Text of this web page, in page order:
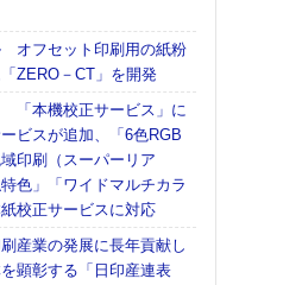
オフセット印刷用の紙粉
ZERO－CT」を開発
「本機校正サービス」に
ビスが追加、「6色RGB
印刷（スーパーリア
色」「ワイドマルチカラ
校正サービスに対応
産業の発展に長年貢献し
顕彰する「日印産連表